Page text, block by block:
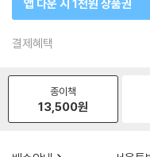
앱 다운 시 1천원 상품권
결제혜택
종이책
13,500원